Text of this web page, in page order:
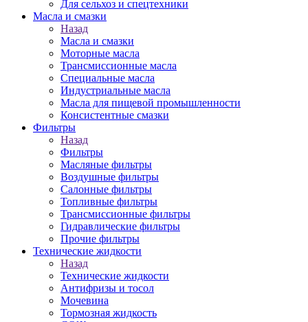
Для сельхоз и спецтехники
Масла и смазки
Назад
Масла и смазки
Моторные масла
Трансмиссионные масла
Специальные масла
Индустриальные масла
Масла для пищевой промышленности
Консистентные смазки
Фильтры
Назад
Фильтры
Масляные фильтры
Воздушные фильтры
Салонные фильтры
Топливные фильтры
Трансмиссионные фильтры
Гидравлические фильтры
Прочие фильтры
Технические жидкости
Назад
Технические жидкости
Антифризы и тосол
Мочевина
Тормозная жидкость